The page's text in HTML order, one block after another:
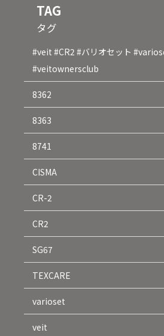
TAG
タグ
#veit #CR2 #バリオセット
#veitownersclub
8362
8363
8741
CISMA
CR-2
CR2
SG67
TEXCARE
varioset
veit